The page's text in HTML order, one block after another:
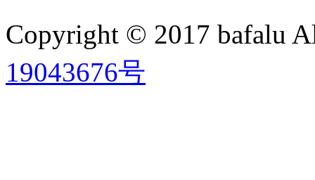
Copyright © 2017 bafalu
19043676号